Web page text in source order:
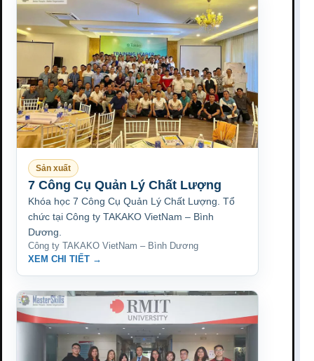
Sản xuất
7 Công Cụ Quản Lý Chất Lượng
Khóa học 7 Công Cụ Quản Lý Chất Lượng. Tổ
chức tại Công ty TAKAKO VietNam – Bình
Dương.
Công ty TAKAKO VietNam – Bình Dương
XEM CHI TIẾT →